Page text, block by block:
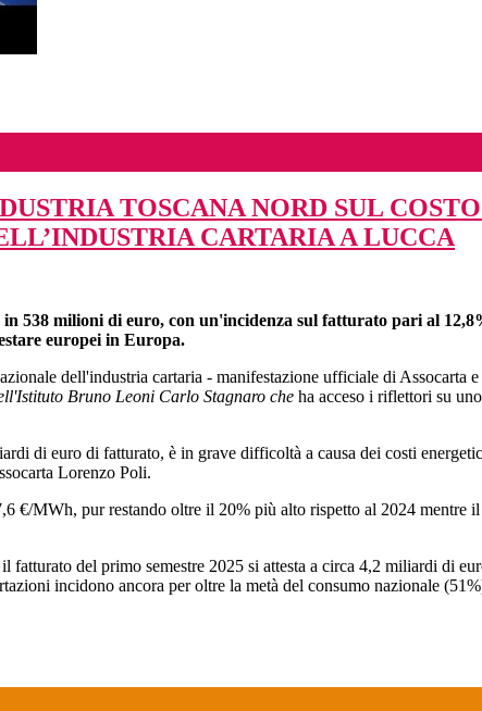
TOSCANA NORD SUL
CARTARIA A LUCCA
538 milioni di euro, con un'incidenza sul fatturato pari al
europei in Europa.
dell'industria cartaria - manifestazione ufficiale di Assocarta
Bruno Leoni Carlo Stagnaro che ha acceso i riflettori su
di euro di fatturato, è in grave difficoltà a causa dei costi
Lorenzo Poli.
€/MWh, pur restando oltre il 20% più alto rispetto al 2024 mentre
fatturato del primo semestre 2025 si attesta a circa 4,2 miliardi di
incidono ancora per oltre la metà del consumo nazionale